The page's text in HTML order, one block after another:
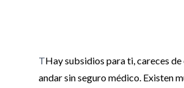
THay subsidios para ti, careces de
andar sin seguro médico. Existen